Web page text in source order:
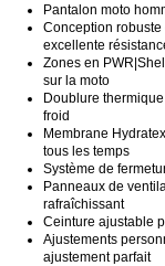
Pantalon moto
Conception
excellente
Zones en
sur la moto
Doublure
froid
Membrane
tous les temps
Système de
Panneaux de
rafraîchissant
Ceinture ajustable
Ajustements
ajustement parfait